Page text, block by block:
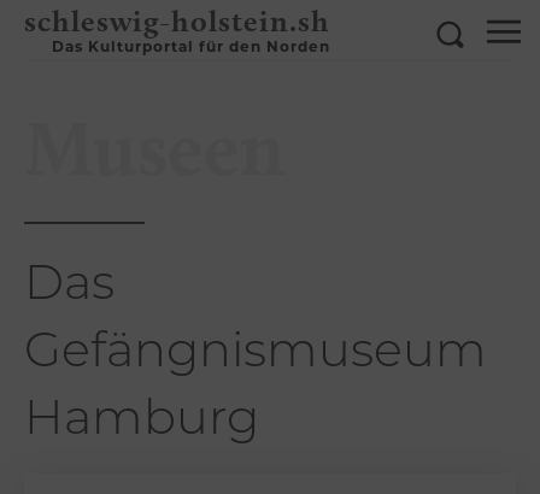
schleswig-holstein.sh
Das Kulturportal für den Norden
Das
Gefängnismuseum
Hamburg